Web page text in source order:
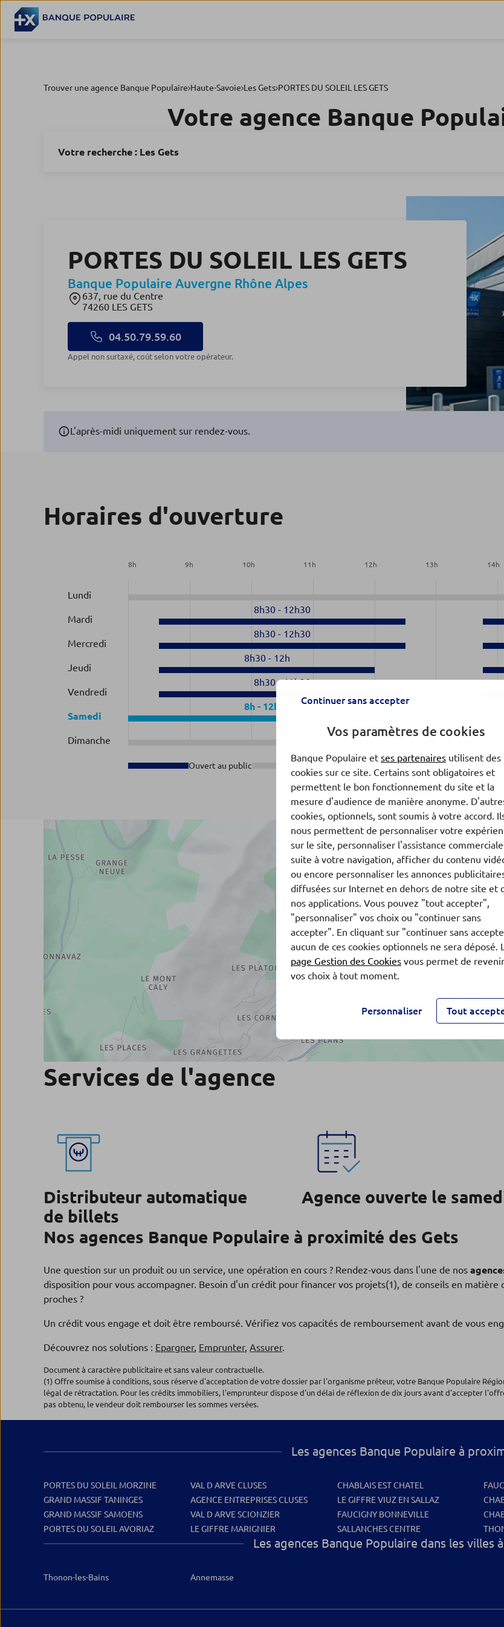
Trouver une agence Banque Populaire Haute-Savoie Les Gets PORTES DU SOLEIL LES GETS
Votre agence Banque
Votre recherche : Les Gets
PORTES DU SOLEIL LES GETS
Banque Populaire Auvergne Rhône Alpes
637, rue du Centre
74260 LES GETS
04.50.79.59.60
Appel non surtaxé, coût selon votre opérateur.
L'après-midi uniquement sur rendez-vous.
Horaires d'ouverture
8h 9h 10h 11 h 12h 13h 14h
Lundi
Mardi
8h30 - 12h30
Mercredi
8h30 - 12h30
Jeudi
8h30- 12h
Vendredi
8h30-12h30
Samedi
8h- 12h30
Dimanche
Ouvert au public
Services de l'agence
Distributeur automatique
de billets
Agence ouverte le
Nos agences Banque Populaire à proximité des Gets
Une question sur un produit ou un service, une opération en cours ? Rendez-vous dans l'une de nos
disposition pour vous accompagner. Besoin d'un crédit pour financer vos projets(1), de conseils en
proches ?
Un crédit vous engage et doit être remboursé. Vérifiez vos capacités de remboursement avant de vous
Découvrez nos solutions : Epargner, Emprunter, Assurer.
Document à caractère publicitaire et sans valeur contractuelle.
(1) Offre soumise à conditions, sous réserve d'acceptation de votre dossier par l'organisme prêteur, votre Banque Populaire
légal de rétractation. Pour les crédits immobiliers, l'emprunteur dispose d'un délai de réflexion de dix jours avant d'accepter
pas obtenu, le vendeur doit rembourser les sommes versées.
Les agences Banque Populaire à
PORTES DU SOLEIL MORZINE
GRAND MASSIF TANINGES
GRAND MASSIF SAMOENS
PORTES DU SOLEIL AVORIAZ
VAL D ARVE CLUSES
AGENCE ENTREPRISES CLUSES
VAL D ARVE SCIONZIER
LE GIFFRE MARIGNIER
CHABLAIS EST CHATEL
LE GIFFRE VIUZ EN SALLAZ
FAUCIGNY BONNEVILLE
SALLANCHES CENTRE
Les agences Banque Populaire dans les villes
Thonon-les-Bains Annemasse
Continuer sans accepter
Vos paramètres de cookies
Banque Populaire et ses partenaires utilisent des
cookies sur ce site. Certains sont obligatoires et
permettent le bon fonctionnement du site et la
mesure d'audience de manière anonyme.
cookies, optionnels, sont soumis à votre accord.
nous permettent de personnaliser votre
sur le site, personnaliser l'assistance commerciale
suite à votre navigation, afficher du contenu
ou encore personnaliser les annonces
diffusées sur Internet en dehors de notre site et
nos applications. Vous pouvez "tout accepter",
"personnaliser" vos choix ou "continuer sans
accepter". En cliquant sur "continuer sans
aucun de ces cookies optionnels ne sera déposé.
page Gestion des Cookies vous permet de
vos choix à tout moment.
Personnaliser Tout